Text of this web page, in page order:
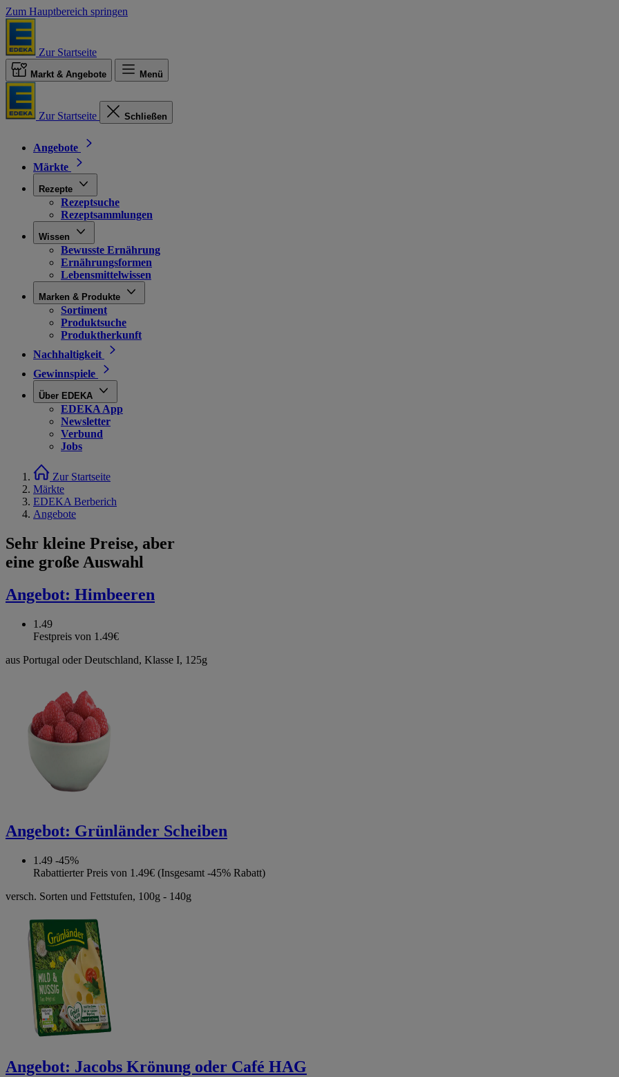
Zum Hauptbereich springen
Zur Startseite
Markt & Angebote Menü
Zur Startseite Schließen
Angebote
Märkte
Rezepte
Rezeptsuche
Rezeptsammlungen
Wissen
Bewusste Ernährung
Ernährungsformen
Lebensmittelwissen
Marken & Produkte
Sortiment
Produktsuche
Produktherkunft
Nachhaltigkeit
Gewinnspiele
Über EDEKA
EDEKA App
Newsletter
Verbund
Jobs
Zur Startseite
Märkte
EDEKA Berberich
Angebote
Sehr kleine Preise, aber
eine große Auswahl
Angebot: Himbeeren
1.49
Festpreis von 1.49€
aus Portugal oder Deutschland, Klasse I, 125g
Angebot: Grünländer Scheiben
1.49 -45%
Rabattierter Preis von 1.49€ (Insgesamt -45% Rabatt)
versch. Sorten und Fettstufen, 100g - 140g
Angebot: Jacobs Krönung oder Café HAG